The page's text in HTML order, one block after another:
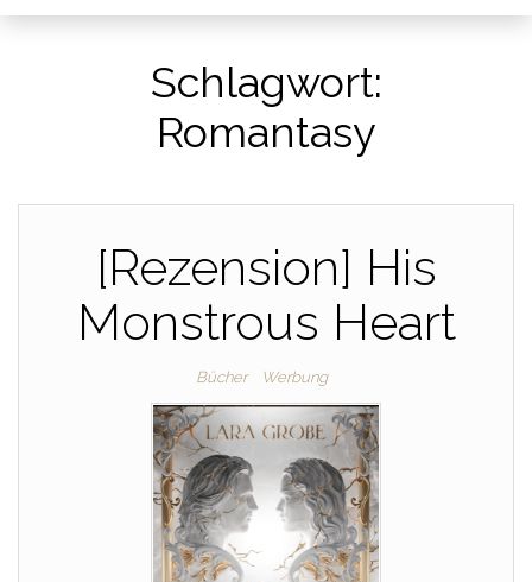
Schlagwort:
Romantasy
[Rezension] His
Monstrous Heart
Bücher Werbung